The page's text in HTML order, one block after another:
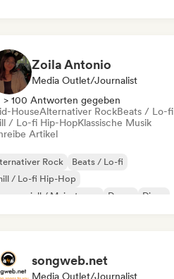
Zoila Antonio
Media Outlet/Journalist
> 100 Antworten gegeben
HouseAlternativer RockBeats / Lo-fi
/ Lo-fi Hip-HopKlassische Musik
Artikel
Rock
Beats / Lo-fi
/ Lo-fi Hip-Hop
/ Mainstream
Dance
Disco
songweb.net
Media Outlet/Journalist